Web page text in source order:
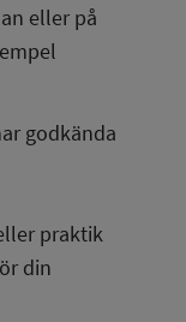
eller på
godkända
praktik
din